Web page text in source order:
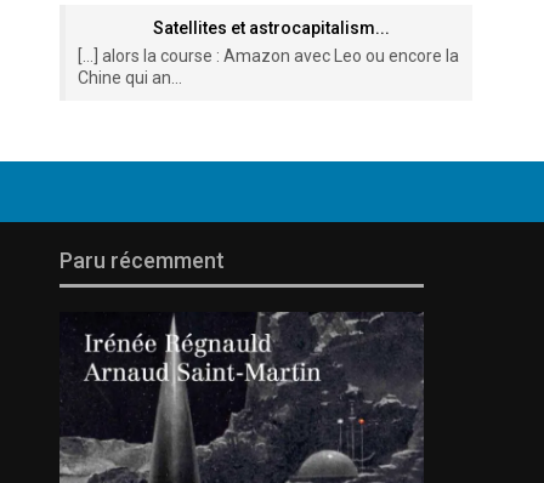
Satellites et astrocapitalism...
[…] alors la course : Amazon avec Leo ou encore la
Chine qui an...
Paru récemment